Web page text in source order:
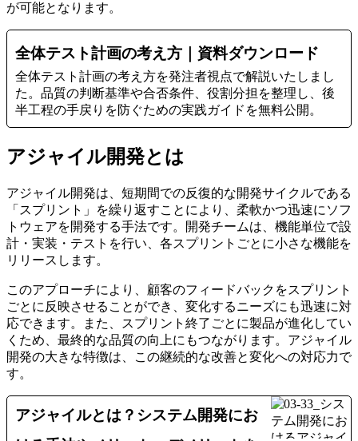
が可能となります。
全体テスト計画の考え方｜資料ダウンロード
全体テスト計画の考え方を発注者視点で解説いたしまし
た。品質の判断基準や合否条件、役割分担を整理し、後
半工程の手戻りを防ぐための実践ガイドを無料公開。
アジャイル開発とは
アジャイル開発は、短期間での反復的な開発サイクルである
「スプリント」を繰り返すことにより、柔軟かつ迅速にソフ
トウェアを開発する手法です。開発チームは、機能単位で設
計・実装・テストを行い、各スプリントごとに小さな機能を
リリースします。
このアプローチにより、顧客のフィードバックをスプリント
ごとに反映させることができ、変化するニーズにも迅速に対
応できます。また、スプリント終了ごとに製品が進化してい
くため、最終的な品質の向上にもつながります。アジャイル
開発の大きな特徴は、この継続的な改善と変化への対応力で
す。
アジャイルとは？システム開発にお